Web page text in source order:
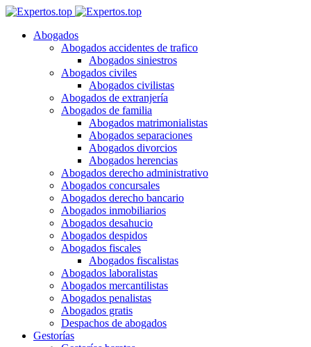
Abogados
Abogados accidentes de trafico
Abogados siniestros
Abogados civiles
Abogados civilistas
Abogados de extranjería
Abogados de familia
Abogados matrimonialistas
Abogados separaciones
Abogados divorcios
Abogados herencias
Abogados derecho administrativo
Abogados concursales
Abogados derecho bancario
Abogados inmobiliarios
Abogados desahucio
Abogados despidos
Abogados fiscales
Abogados fiscalistas
Abogados laboralistas
Abogados mercantilistas
Abogados penalistas
Abogados gratis
Despachos de abogados
Gestorías